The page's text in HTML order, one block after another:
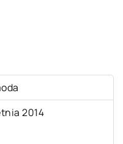
2014